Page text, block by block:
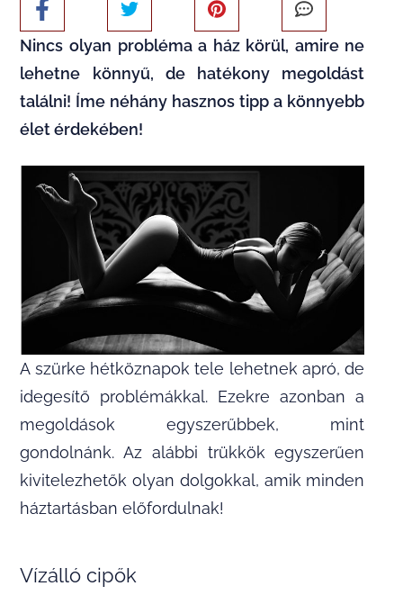
Nincs olyan probléma a ház körül, amire ne
lehetne könnyű, de hatékony megoldást
találni! Íme néhány hasznos tipp a könnyebb
élet érdekében!
A szürke hétköznapok tele lehetnek apró, de
idegesítő problémákkal. Ezekre azonban a
megoldások egyszerűbbek, mint
gondolnánk. Az alábbi trükkök egyszerűen
kivitelezhetők olyan dolgokkal, amik minden
háztartásban előfordulnak!
Vízálló cipők